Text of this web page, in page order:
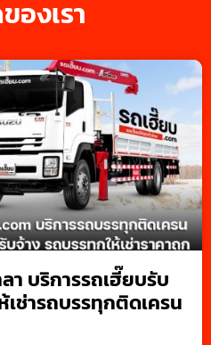
องเรา
า บริการรถเฮี๊ยบรับ
เช่ารถบรรทุกติดเครน